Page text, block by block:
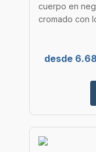
cuerpo en
cromado con
desde